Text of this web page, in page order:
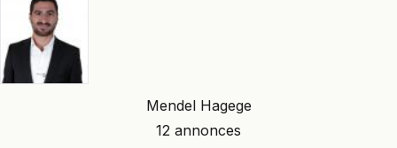
Mendel Hagege
12 annonces